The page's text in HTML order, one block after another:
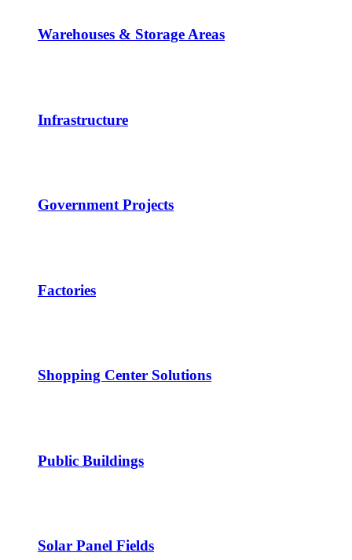
Warehouses & Storage Areas
Infrastructure
Government Projects
Factories
Shopping Center Solutions
Public Buildings
Solar Panel Fields